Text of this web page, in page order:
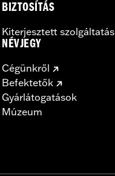
BIZTOSÍTÁS
Kiterjesztett szolgáltatás
NÉVJEGY
Cégünkről
Befektetők
Gyárlátogatások
Múzeum